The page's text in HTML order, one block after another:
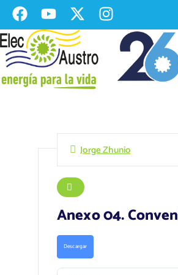
Jorge Zhunio
Anexo 04.
Descargar